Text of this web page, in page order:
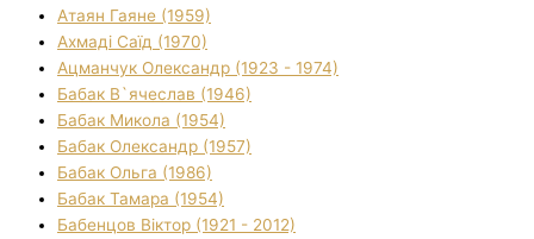
Атаян Гаяне (1959)
Ахмаді Саїд (1970)
Ацманчук Олександр (1923 - 1974)
Бабак В`ячеслав (1946)
Бабак Микола (1954)
Бабак Олександр (1957)
Бабак Ольга (1986)
Бабак Тамара (1954)
Бабенцов Віктор (1921 - 2012)